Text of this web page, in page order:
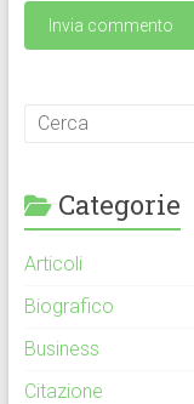
Categorie
Articoli
Biografico
Business
Citazione